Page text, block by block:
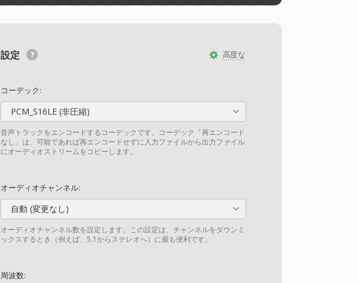
高度な
設定
コーデック:
PCM_S16LE (非圧縮)
音声トラックをエンコードするコーデックです。コーデック「再エンコード
なし」は、可能であれば再エンコードせずに入力ファイルから出力ファイル
にオーディオストリームをコピーします。
オーディオチャンネル:
自動 (変更なし)
オーディオチャンネル数を設定します。この設定は、チャンネルをダウンミ
ックスするとき（例えば、5.1からステレオへ）に最も便利です。
周波数: